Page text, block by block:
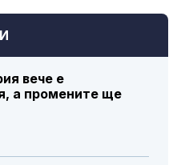
вече е
а промените ще